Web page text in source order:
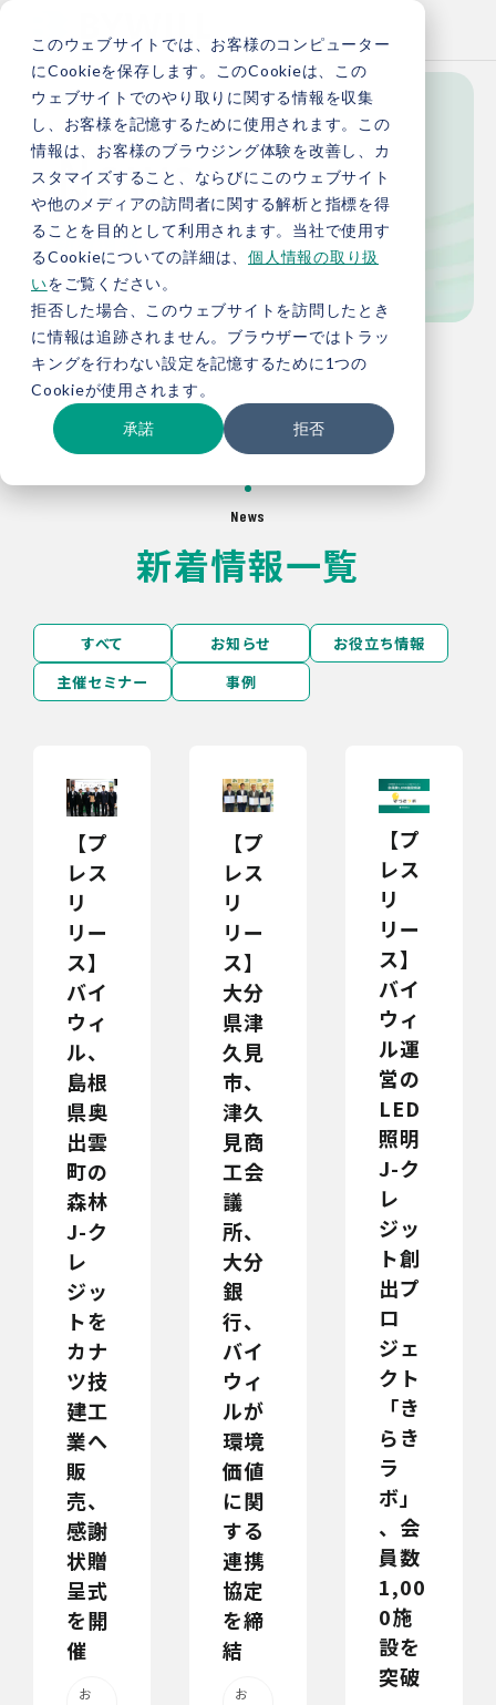
このウェブサイトでは、お客様のコンピューター
にCookieを保存します。このCookieは、この
ウェブサイトでのやり取りに関する情報を収集
し、お客様を記憶するために使用されます。この
情報は、お客様のブラウジング体験を改善し、カ
スタマイズすること、ならびにこのウェブサイト
や他のメディアの訪問者に関する解析と指標を得
ることを目的として利用されます。当社で使用す
るCookieについての詳細は、 個人情報の取り扱
いをご覧ください。
拒否した場合、このウェブサイトを訪問したとき
に情報は追跡されません。ブラウザーではトラッ
キングを行わない設定を記憶するために1つの
Cookieが使用されます。
承諾 拒否
News
新着情報
TOP 新着情報
News
新着情報一覧
すべて お知らせ
お役立ち情報
主催セミナー
事例
【プ
レス
リ
リー
ス】
バイ
ウィ
ル、
島根
県奥
出雲
町の
森林
J-ク
レ
ジッ
トを
カナ
ツ技
建工
業へ
販
売、
感謝
状贈
呈式
を開
催
お
【プ
レス
リ
リー
ス】
大分
県津
久見
市、
津久
見商
工会
議
所、
大分
銀
行、
バイ
ウィ
ルが
環境
価値
に関
する
連携
協定
を締
結
お
【プ
レス
リ
リー
ス】
バイ
ウィ
ル運
営の
LED
照明
J-ク
レ
ジッ
ト創
出プ
ロ
ジェ
クト
「き
らき
ラ
ボ」
、会
員数
1,00
0施
設を
突破